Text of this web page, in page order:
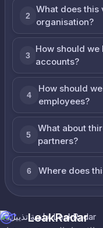
2
What does this
organisation?
3
How should
accounts?
4
How should
employees?
5
What about
partners?
6 Where does
LeakRadar